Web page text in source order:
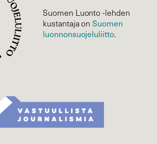
Suomen Luonto -lehden
kustantaja onSuomen
luonnonsuojelu­liitto.